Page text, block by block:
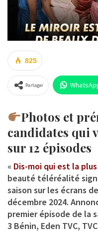
825
Partager
Photos et
candidates qui
sur 12 épisodes
« Dis-moi qui est la
beauté téléréalité
saison sur les écrans
décembre 2024.
premier épisode de la
3 Bénin, Eden TVC,